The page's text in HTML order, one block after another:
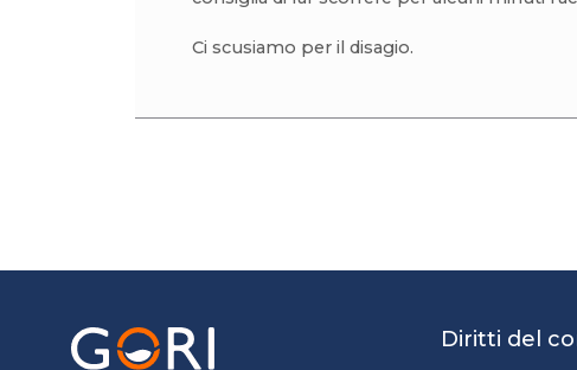
Ci scusiamo per il disagio.
Diritti del